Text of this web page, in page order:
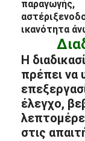
παραγωγής,
αστέρι
ικανότητα
Η
πρέπει να
έλεγχο,
στις